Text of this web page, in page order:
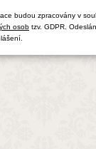
budou zpracovány v
osobtzv. GDPR.